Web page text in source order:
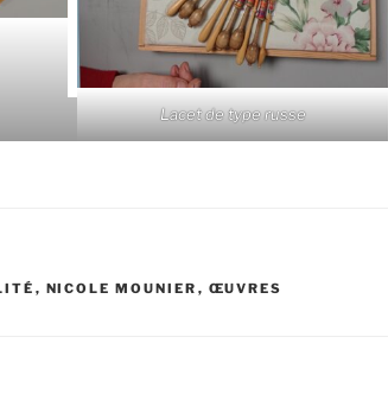
Lacet de type russe
, NICOLE MOUNIER , ŒUVRES